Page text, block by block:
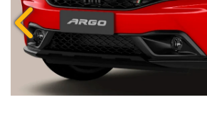
Anterior